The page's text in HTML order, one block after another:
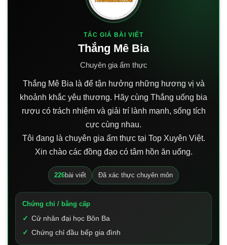
TÁC GIẢ BÀI VIẾT
Thắng Mê Bia
Chuyên gia ẩm thực
Thắng Mê Bia là để tận hưởng những hương vị và
khoảnh khắc yêu thương. Hãy cùng Thắng uống bia
rượu có trách nhiệm và giải trí lành mạnh, sống tích
cực cùng nhau.
Tôi đang là chuyên gia ẩm thực tại Top Xuyên Việt.
Xin chào các đồng đạo có tâm hồn ăn uống.
226bài viết Đã xác thực chuyên môn
Chứng chỉ / bằng cấp
Cử nhân đại học Bôn Ba
Chứng chỉ đầu bếp gia đình